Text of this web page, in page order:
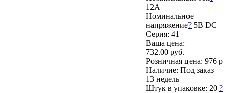
12А
Номинальное
напряжение? 5В DC
Серия: 41
Ваша цена:
732.00 руб.
Розничная цена: 976 р
Наличие: Под заказ
13 недель
Штук в упаковке: 20 ?